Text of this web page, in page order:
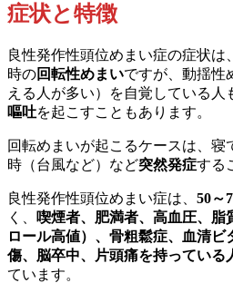
症状と特徴
良性発作性頭位めまい症の症状は
時の回転性めまいですが、動揺性
える人が多い）を自覚している人
嘔吐を起こすこともあります。
回転めまいが起こるケースは、
時（台風など）など突然発症する
良性発作性頭位めまい症は、 50～
く、
喫煙者、肥満者、高血圧、
ロール高値）、骨粗鬆症、血清
傷、脳卒中、片頭痛を持っている
ています。